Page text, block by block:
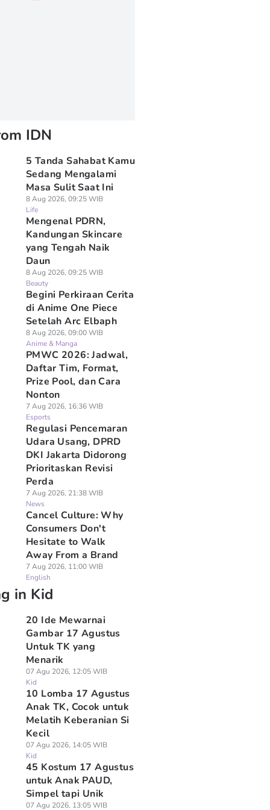
IDN
5 Tanda Sahabat Kamu
Sedang Mengalami
Masa Sulit Saat Ini
8 Aug 2026, 09:25 WIB
Life
Mengenal PDRN,
Kandungan Skincare
yang Tengah Naik
Daun
8 Aug 2026, 09:25 WIB
Beauty
Begini Perkiraan Cerita
di Anime One Piece
Setelah Arc Elbaph
8 Aug 2026, 09:00 WIB
Anime & Manga
PMWC 2026: Jadwal,
Daftar Tim, Format,
Prize Pool, dan Cara
Nonton
7 Aug 2026, 16:36 WIB
Esports
Regulasi Pencemaran
Udara Usang, DPRD
DKI Jakarta Didorong
Prioritaskan Revisi
Perda
7 Aug 2026, 21:38 WIB
News
Cancel Culture: Why
Consumers Don't
Hesitate to Walk
Away From a Brand
7 Aug 2026, 11:00 WIB
English
in Kid
20 Ide Mewarnai
Gambar 17 Agustus
Untuk TK yang
Menarik
07 Agu 2026, 12:05 WIB
Kid
10 Lomba 17 Agustus
Anak TK, Cocok untuk
Melatih Keberanian Si
Kecil
07 Agu 2026, 14:05 WIB
Kid
45 Kostum 17 Agustus
untuk Anak PAUD,
Simpel tapi Unik
07 Agu 2026, 13:05 WIB